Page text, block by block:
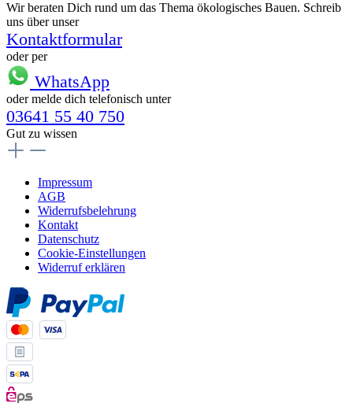
Wir beraten Dich rund um das Thema ökologisches Bauen. Schreib
uns über unser
Kontaktformular
oder per
WhatsApp
oder melde dich telefonisch unter
03641 55 40 750
Gut zu wissen
Impressum
AGB
Widerrufsbelehrung
Kontakt
Datenschutz
Cookie-Einstellungen
Widerruf erklären